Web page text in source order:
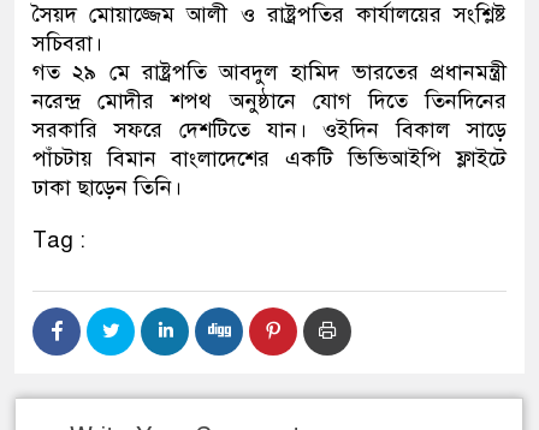
সৈয়দ মোয়াজ্জেম আলী ও রাষ্ট্রপতির কার্যালয়ের সংশ্লিষ্ট
সচিবরা।
গত ২৯ মে রাষ্ট্রপতি আবদুল হামিদ ভারতের প্রধানমন্ত্রী
নরেন্দ্র মোদীর শপথ অনুষ্ঠানে যোগ দিতে তিনদিনের
সরকারি সফরে দেশটিতে যান। ওইদিন বিকাল সাড়ে
পাঁচটায় বিমান বাংলাদেশের একটি ভিভিআইপি ফ্লাইটে
ঢাকা ছাড়েন তিনি।
Tag :